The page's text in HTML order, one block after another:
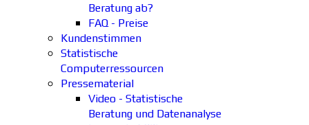
Beratung ab?
FAQ - Preise
Kundenstimmen
Statistische
Computerressourcen
Pressematerial
Video - Statistische
Beratung und Datenanalyse